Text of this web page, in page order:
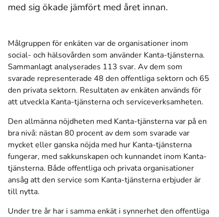
med sig ökade jämfört med året innan.
Målgruppen för enkäten var de organisationer inom
social- och hälsovården som använder Kanta-tjänsterna.
Sammanlagt analyserades 113 svar. Av dem som
svarade representerade 48 den offentliga sektorn och 65
den privata sektorn. Resultaten av enkäten används för
att utveckla Kanta-tjänsterna och serviceverksamheten.
Den allmänna nöjdheten med Kanta-tjänsterna var på en
bra nivå: nästan 80 procent av dem som svarade var
mycket eller ganska nöjda med hur Kanta-tjänsterna
fungerar, med sakkunskapen och kunnandet inom Kanta-
tjänsterna. Både offentliga och privata organisationer
ansåg att den service som Kanta-tjänsterna erbjuder är
till nytta.
Under tre år har i samma enkät i synnerhet den offentliga